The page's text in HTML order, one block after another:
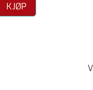
KJØP